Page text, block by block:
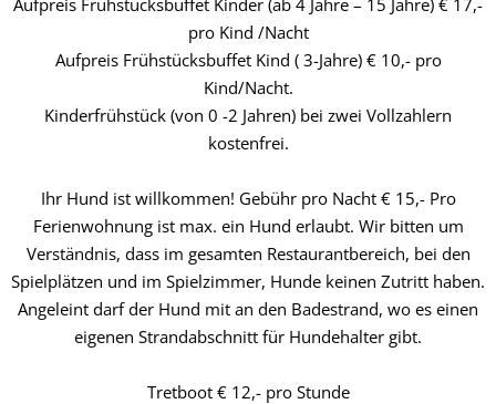
pro Kind /Nacht
Aufpreis Frühstücksbuffet Kind ( 3-Jahre) € 10,- pro
Kind/Nacht.
Kinderfrühstück (von 0 -2 Jahren) bei zwei Vollzahlern
kostenfrei.
Ihr Hund ist willkommen! Gebühr pro Nacht € 15,- Pro
Ferienwohnung ist max. ein Hund erlaubt. Wir bitten um
Verständnis, dass im gesamten Restaurantbereich, bei den
Spielplätzen und im Spielzimmer, Hunde keinen Zutritt haben.
Angeleint darf der Hund mit an den Badestrand, wo es einen
eigenen Strandabschnitt für Hundehalter gibt.
Tretboot € 12,- pro Stunde